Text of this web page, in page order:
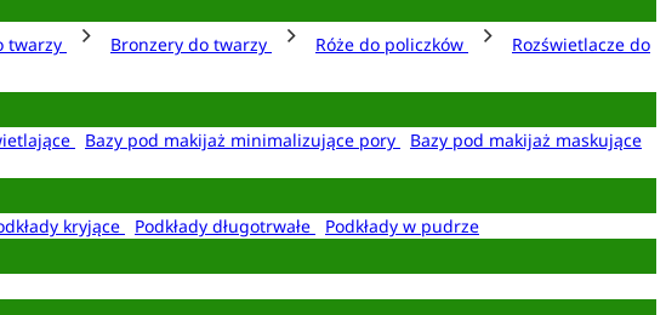
twarzy Bronzery do twarzy Róże do policzków
Rozświetlacze do
Bazy pod makijaż minimalizujące pory
Bazy pod makijaż maskujące
kryjące Podkłady długotrwałe
Podkłady w pudrze